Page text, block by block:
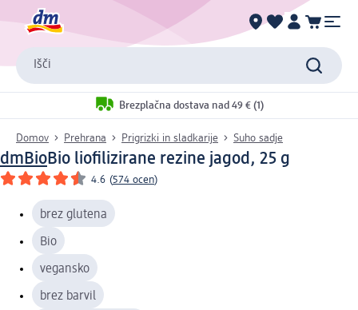
Išči
Brezplačna dostava nad 49 € (1)
Domov Prehrana Prigrizki in sladkarije Suho sadje
dmBioBio liofilizirane rezine jagod, 25 g
4.6 (574 ocen)
brez glutena
Bio
vegansko
brez barvil